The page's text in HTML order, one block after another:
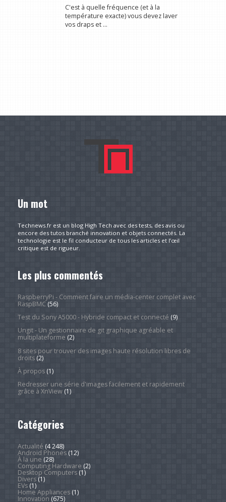
C'est à quelle fréquence (et à la
température exacte) vous devez laver
vos draps et ...
Un mot
Technews.fr est un blog High Tech avec des tests, des avis ou
encore des tutos branché innovation et objets connectés. La
technologie est le fil conducteur de tous les articles et l’œil
critique est de rigueur.
Les plus commentés
RaspberryPi - Comment faire un média-center complet avec
RaspBMC(56)
Test du Sony A5000 - Hybride compact et connecté (9)
Ungit - Un gestionnaire de git graphique agréable et
multiplateforme (2)
8 sites pour trouver des images haute résolution libres de
droits(2)
À propos(1)
Redresser une série d'images facilement et rapidement
grâce à XnView(1)
Catégories
Actualité (4 248)
Android Phones(12)
À la une (28)
Computing Hardware (2)
Desktop Computers(1)
Divers(1)
EVs(1)
Home Appliances(1)
Innovation (675)